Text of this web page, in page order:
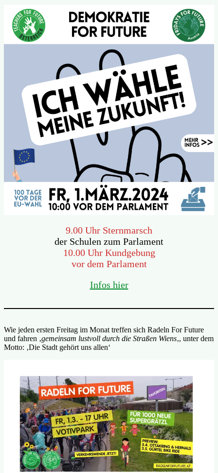
9.00 Uhr Sternmarsch
der Schulen zum Parlament
10.00 Uhr Kundgebung
vor dem Parlament
Infos hier
Wie jeden ersten Freitag im Monat treffen sich Radeln For Future
und fahren ‚gemeinsam lustvoll durch die Straßen Wiens‚, unter dem
Motto: ‚Die Stadt gehört uns allen‘